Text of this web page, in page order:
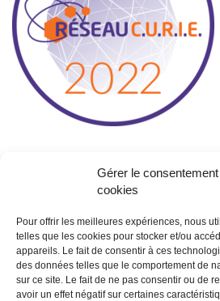
Gérer le
cookies
Pour offrir les meilleures expériences, nous
telles que les cookies pour stocker et/ou
appareils. Le fait de consentir à ces
des données telles que le comportement de
sur ce site. Le fait de ne pas consentir ou de
avoir un effet négatif sur certaines